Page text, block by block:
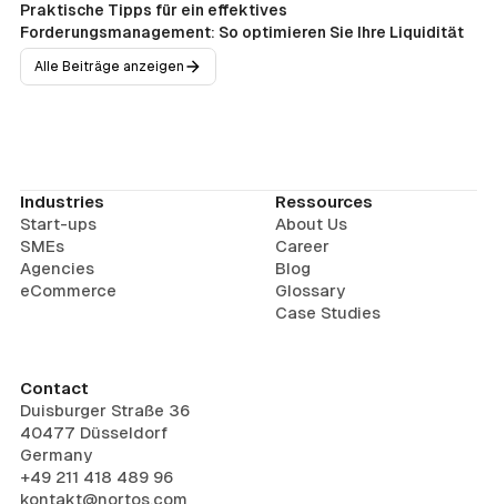
Praktische Tipps für ein effektives
Forderungsmanagement: So optimieren Sie Ihre Liquidität
Alle Beiträge anzeigen
Industries
Start-ups
SMEs
Agencies
eCommerce
Ressources
About Us
Career
Blog
Glossary
Case Studies
Contact
Duisburger Straße 36
40477 Düsseldorf
Germany
+49 211 418 489 96
kontakt@nortos.com